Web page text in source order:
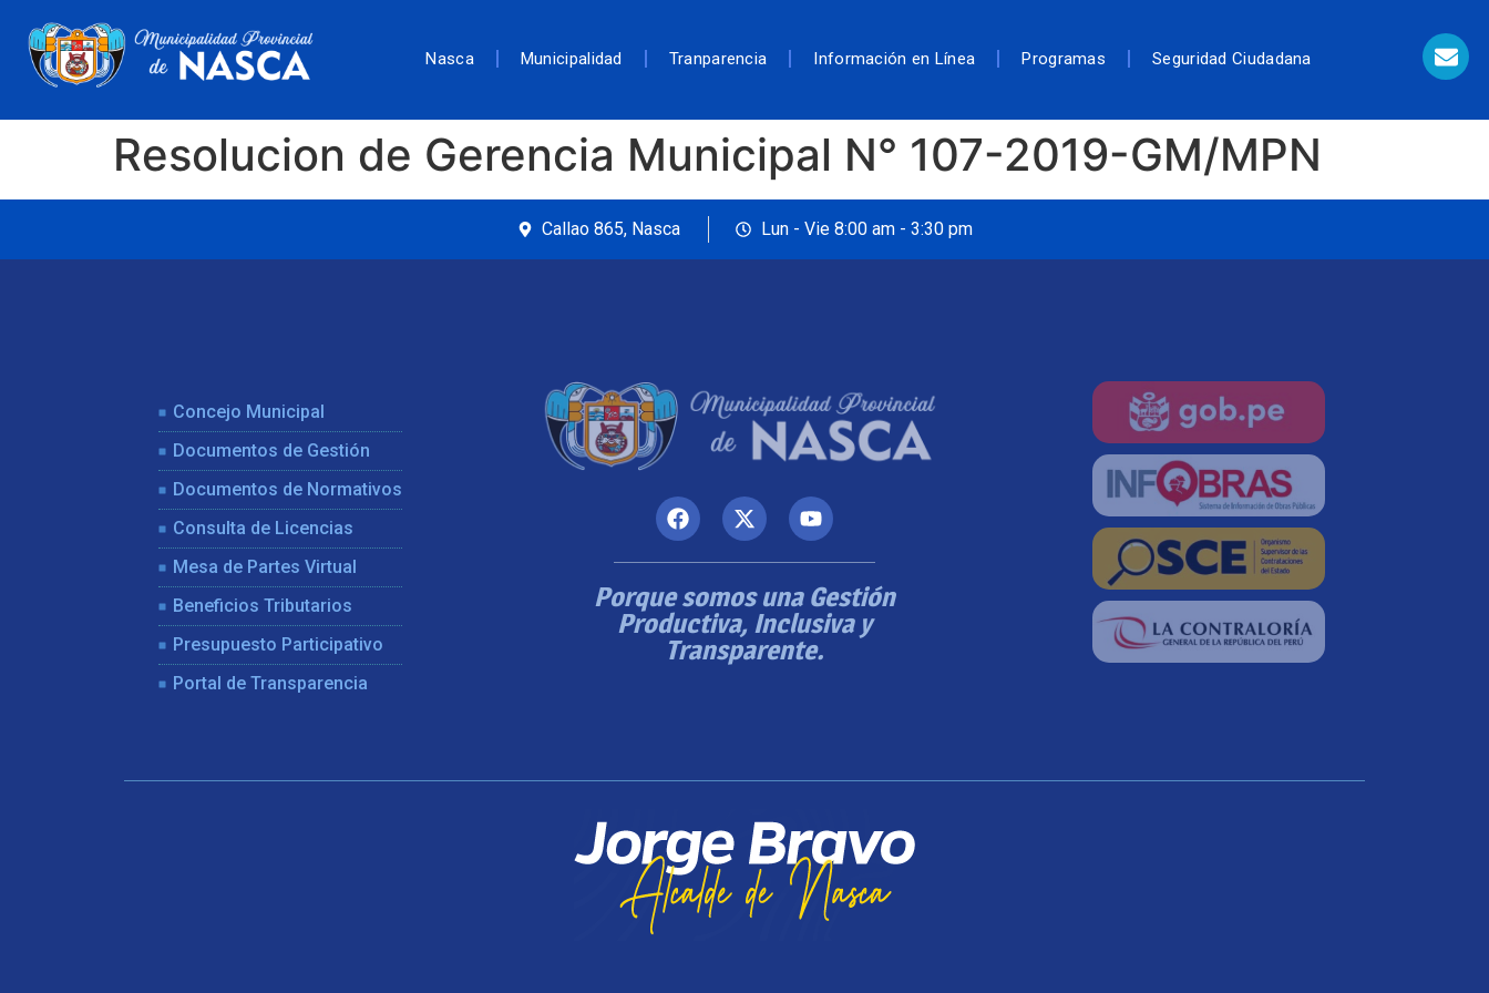
Nasca Municipalidad Tranparencia Información en Línea Programas Seguridad Ciudadana
Resolucion de Gerencia Municipal N° 107-2019-GM/MPN
Callao 865, Nasca Lun - Vie 8:00 am - 3:30 pm
Concejo Municipal
Documentos de Gestión
Documentos de Normativos
Consulta de Licencias
Mesa de Partes Virtual
Beneficios Tributarios
Presupuesto Participativo
Portal de Transparencia
Porque somos una Gestión
Productiva, Inclusiva y
Transparente.